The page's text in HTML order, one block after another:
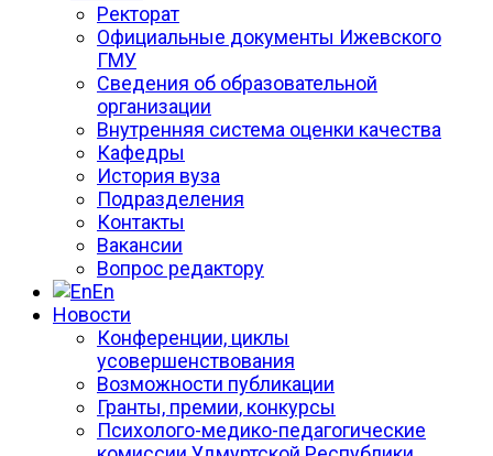
Ректорат
Официальные документы Ижевского
ГМУ
Сведения об образовательной
организации
Внутренняя система оценки качества
Кафедры
История вуза
Подразделения
Контакты
Вакансии
Вопрос редактору
En
Новости
Конференции, циклы
усовершенствования
Возможности публикации
Гранты, премии, конкурсы
Психолого-медико-педагогические